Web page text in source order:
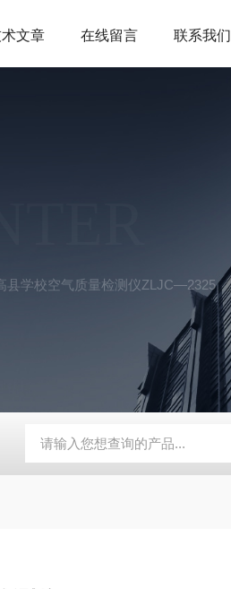
文章 在线留言 联系我们
县学校空气质量检测仪ZLJC—2325
化碳监控系统 人防通讯设备系统